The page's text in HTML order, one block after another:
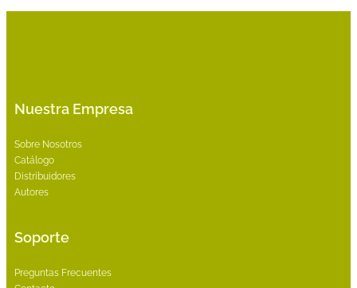
Nuestra Empresa
Sobre Nosotros
Catálogo
Distribuidores
Autores
Soporte
Preguntas Frecuentes